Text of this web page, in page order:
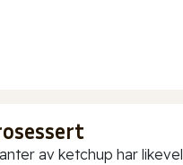
av ketchup har likevel